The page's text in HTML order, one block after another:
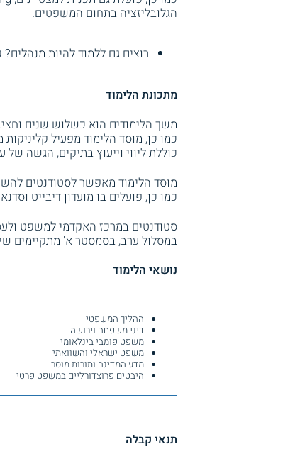
הגלובליזציה בתחום המשפטים.
רוצים גם ללמוד להיות
מתכונת הלימוד
משך הלימודים הוא כשלוש שנים
כמו כן, מוסד הלימוד מפעיל
כוללת ליווי וייעוץ בתיקים, הגשה
מוסד הלימוד מאפשר לסטודנטים
כמו כן, פועלים בו מועדון דיבייט
סטודנטים במרכז האקדמי למשפט
במסלול ערב, בסמסטר א' מתקיימים
נושאי הלימוד
ההליך המשפטי
דיני משפחה וירושה
משפט פומבי בינלאומי
משפט ישראלי והשוואתי
מדע המדינה ותורות מוסר
היבטים פרוצדורליים במשפט פרטי
תנאי קבלה